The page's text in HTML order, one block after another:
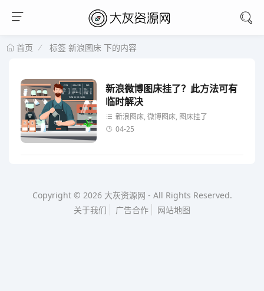
首页 标签 新浪图床 下的内容
新浪微博图床挂了？此方法可有
临时解决
新浪图床, 微博图床, 图床挂了
04-25
Copyright © 2026 大灰资源网 - All Rights Reserved.
关于我们
广告合作 网站地图